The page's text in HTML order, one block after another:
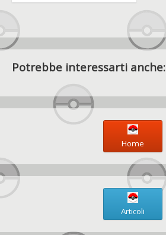
Potrebbe interessarti anche:
Home
Articoli